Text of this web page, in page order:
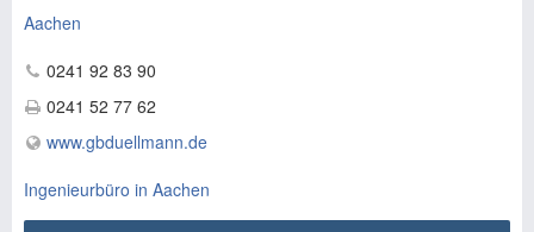
Aachen
0241 92 83 90
0241 52 77 62
www.gbduellmann.de
Ingenieurbüro in Aachen